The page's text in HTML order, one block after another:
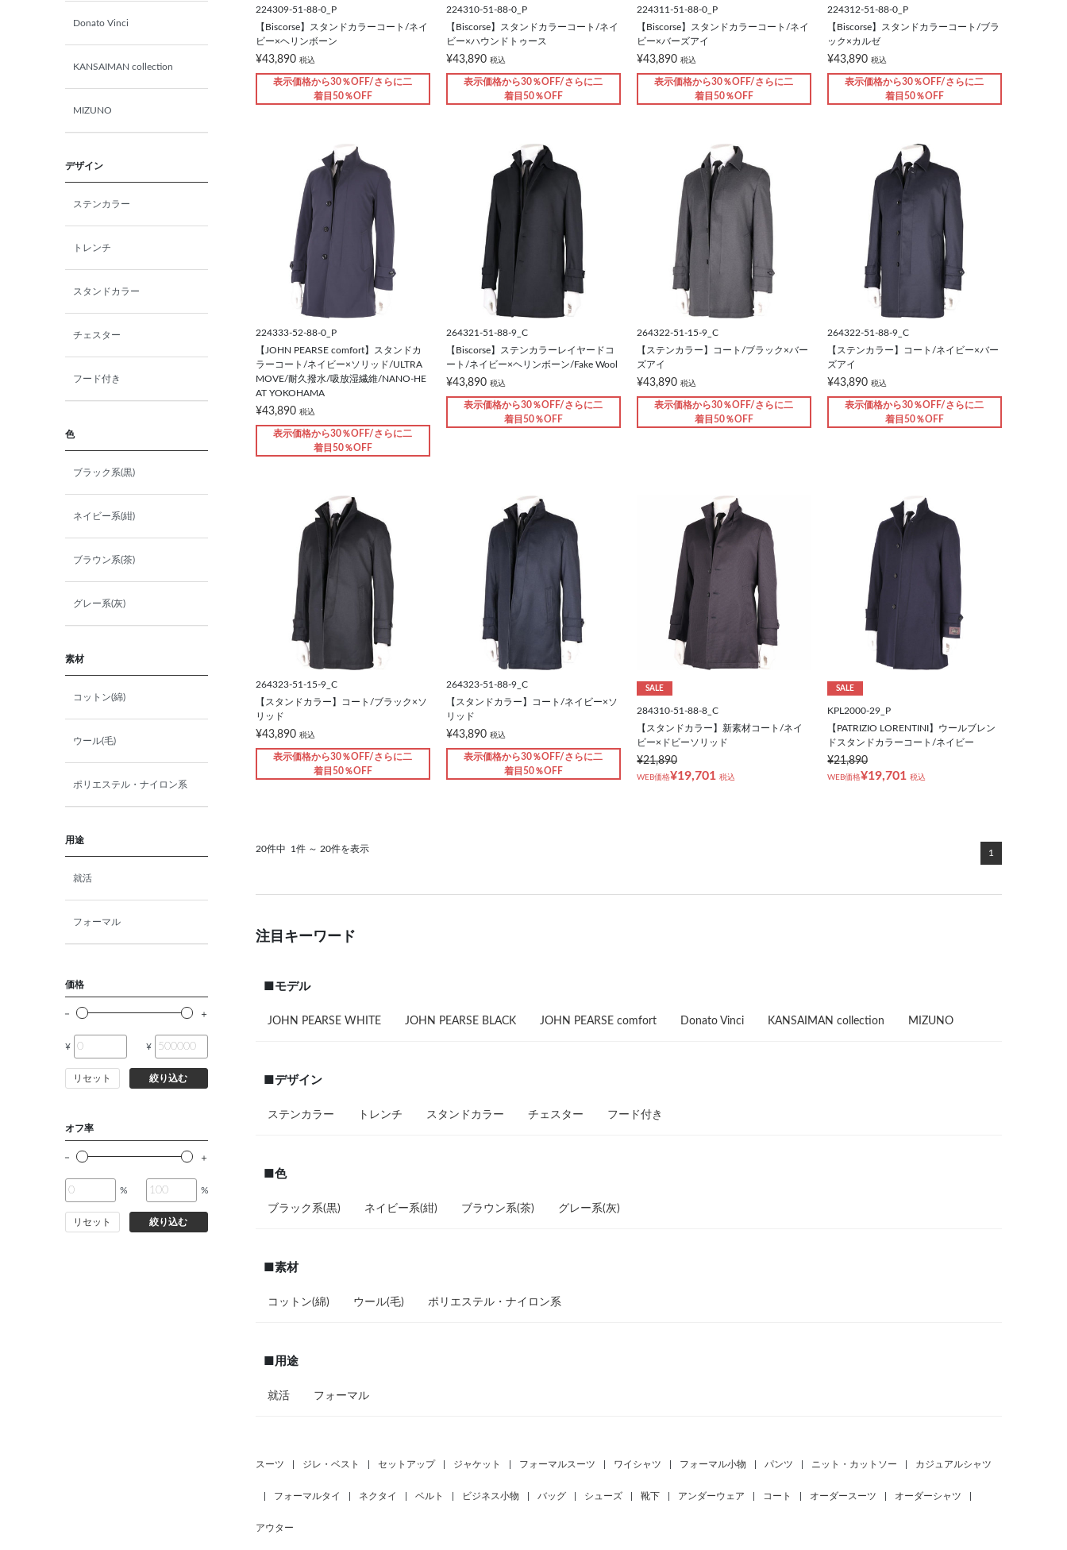
Donato Vinci
KANSAIMAN collection
MIZUNO
デザイン
ステンカラー
トレンチ
スタンドカラー
チェスター
フード付き
色
ブラック系(黒)
ネイビー系(紺)
ブラウン系(茶)
グレー系(灰)
素材
コットン(綿)
ウール(毛)
ポリエステル・ナイロン系
用途
就活
フォーマル
価格
¥ ¥
リセット 絞り込む
オフ率
% %
リセット 絞り込む
224309-51-88-0_P
【Biscorse】スタンドカラーコート/ネイ
ビー×ヘリンボーン
¥43,890 税込
表示価格から30％OFF/さらに二
着目50％OFF
224310-51-88-0_P
【Biscorse】スタンドカラーコート/ネイ
ビー×ハウンドトゥース
¥43,890 税込
表示価格から30％OFF/さらに二
着目50％OFF
224311-51-88-0_P
【Biscorse】スタンドカラーコート/ネイ
ビー×バーズアイ
¥43,890 税込
表示価格から30％OFF/さらに二
着目50％OFF
224312-51-88-0_P
【Biscorse】スタンドカラーコート/ブラ
ック×カルゼ
¥43,890 税込
表示価格から30％OFF/さらに二
着目50％OFF
224333-52-88-0_P
【JOHN PEARSE comfort】スタンドカ
ラーコート/ネイビー×ソリッド/ULTRA
MOVE/耐久撥水/吸放湿繊維/NANO-HE
AT YOKOHAMA
¥43,890 税込
表示価格から30％OFF/さらに二
着目50％OFF
264321-51-88-9_C
【Biscorse】ステンカラーレイヤードコ
ート/ネイビー×ヘリンボーン/Fake Wool
¥43,890 税込
表示価格から30％OFF/さらに二
着目50％OFF
264322-51-15-9_C
【ステンカラー】コート/ブラック×バー
ズアイ
¥43,890 税込
表示価格から30％OFF/さらに二
着目50％OFF
264322-51-88-9_C
【ステンカラー】コート/ネイビー×バー
ズアイ
¥43,890 税込
表示価格から30％OFF/さらに二
着目50％OFF
264323-51-15-9_C
【スタンドカラー】コート/ブラック×ソ
リッド
¥43,890 税込
表示価格から30％OFF/さらに二
着目50％OFF
264323-51-88-9_C
【スタンドカラー】コート/ネイビー×ソ
リッド
¥43,890 税込
表示価格から30％OFF/さらに二
着目50％OFF
SALE
284310-51-88-8_C
【スタンドカラー】新素材コート/ネイ
ビー×ドビーソリッド
¥21,890
WEB価格¥19,701 税込
SALE
KPL2000-29_P
【PATRIZIO LORENTINI】ウールブレン
ドスタンドカラーコート/ネイビー
¥21,890
WEB価格¥19,701 税込
20件中 1件 ～ 20件を表示 1
注目キーワード
■モデル
JOHN PEARSE WHITE JOHN PEARSE BLACK JOHN PEARSE comfort Donato Vinci KANSAIMAN collection MIZUNO
■デザイン
ステンカラー トレンチ スタンドカラー チェスター フード付き
■色
ブラック系(黒) ネイビー系(紺) ブラウン系(茶) グレー系(灰)
■素材
コットン(綿) ウール(毛) ポリエステル・ナイロン系
■用途
就活 フォーマル
スーツ ジレ・ベスト セットアップ ジャケット フォーマルスーツ ワイシャツ フォーマル小物 パンツ ニット・カットソー カジュアルシャツ
フォーマルタイ ネクタイ ベルト ビジネス小物 バッグ シューズ 靴下 アンダーウェア コート オーダースーツ オーダーシャツ
アウター